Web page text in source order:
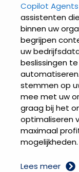
Copilot Agents
assistenten
binnen uw
begrijpen
uw
beslissingen
stemmen op
mee met uw
graag bij het
optimaliseren
maximaal
mogelijkheden.
Lees meer